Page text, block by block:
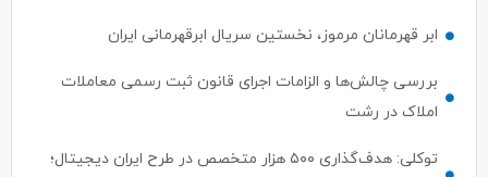
ابر قهرمانان مرموز، نخستین سریال ابرقهرمانی ایران
بررسی چالش‌ها و الزامات اجرای قانون ثبت رسمی معاملات
املاک در رشت
توکلی: هدف‌گذاری ۵۰۰ هزار متخصص در طرح ایران دیجیتال؛